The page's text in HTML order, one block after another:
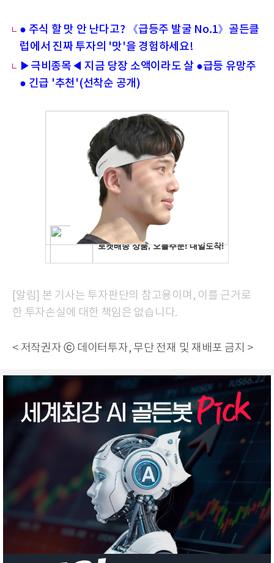
● 주식 할 맛 안 난다고? 《급등주 발굴 No.1》골든클
럽에서 진짜 투자의 '맛'을 경험하세요!
▶극비종목◀ 지금 당장 소액이라도 살 ●급등 유망주
● 긴급 '추천'(선착순 공개)
[알림] 본 기사는 투자판단의 참고용이며, 이를 근거로
한 투자손실에 대한 책임은 없습니다.
< 저작권자 ⓒ 데이터투자, 무단 전재 및 재배포 금지 >